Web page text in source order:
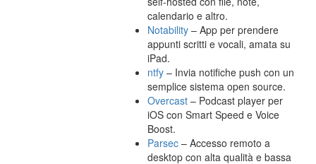
calendario e altro.
Notability – App per prendere
appunti scritti e vocali, amata su
iPad.
ntfy – Invia notifiche push con un
semplice sistema open source.
Overcast – Podcast player per
iOS con Smart Speed e Voice
Boost.
Parsec – Accesso remoto a
desktop con alta qualità e bassa